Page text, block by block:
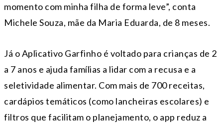
momento com minha filha de forma leve”, conta
Michele Souza, mãe da Maria Eduarda, de 8 meses.
Já o Aplicativo Garfinho é voltado para crianças de 2
a 7 anos e ajuda famílias a lidar com a recusa e a
seletividade alimentar. Com mais de 700 receitas,
cardápios temáticos (como lancheiras escolares) e
filtros que facilitam o planejamento, o app reduz a